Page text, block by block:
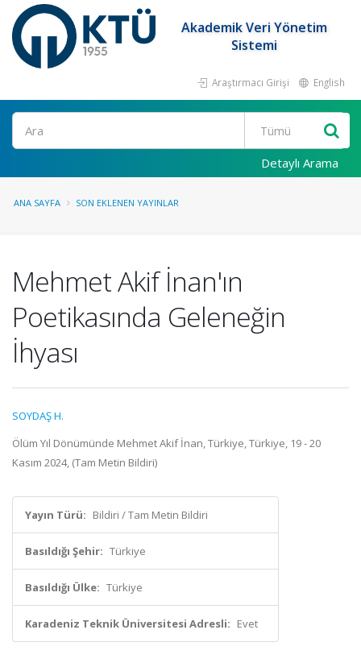
Akademik Veri Yönetim
Sistemi
Araştırmacı Girişi English
Ara
Detaylı Arama
ANA SAYFA SON EKLENEN YAYINLAR
Mehmet Akif İnan'ın
Poetikasında Geleneğin
İhyası
SOYDAŞ H.
Ölüm Yıl Dönümünde Mehmet Akif İnan, Türkiye, Türkiye, 19 - 20
Kasım 2024, (Tam Metin Bildiri)
Yayın Türü: Bildiri / Tam Metin Bildiri
Basıldığı Şehir: Türkiye
Basıldığı Ülke: Türkiye
Karadeniz Teknik Üniversitesi Adresli: Evet